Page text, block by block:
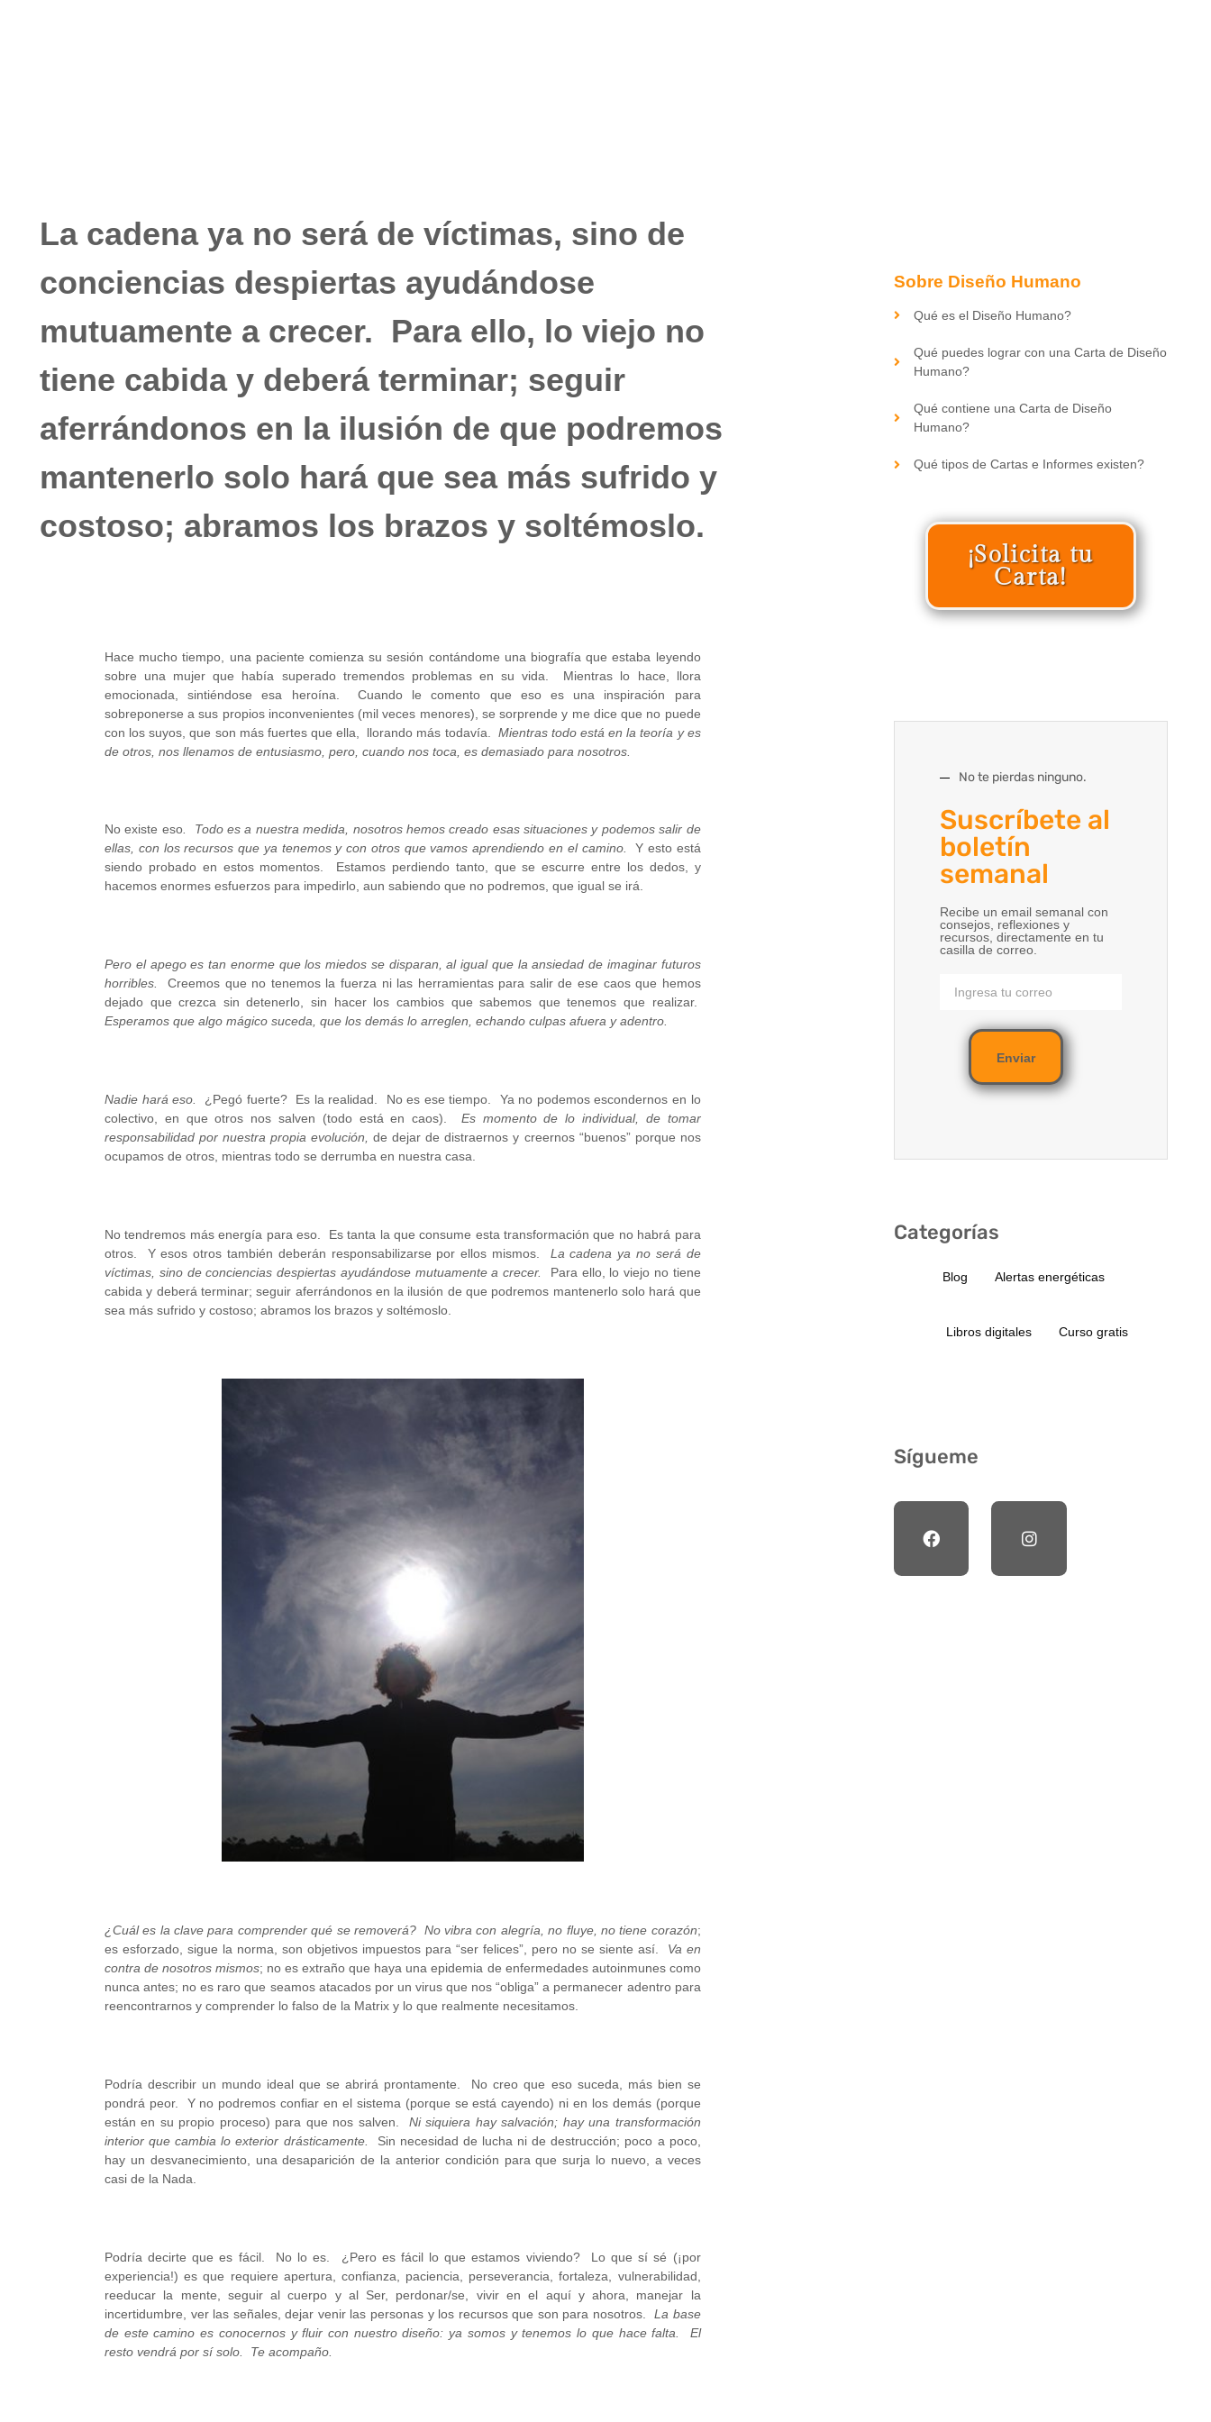
La cadena ya no será de víctimas, sino de
conciencias despiertas ayudándose
mutuamente a crecer. Para ello, lo viejo no
tiene cabida y deberá terminar; seguir
aferrándonos en la ilusión de que podremos
mantenerlo solo hará que sea más sufrido y
costoso; abramos los brazos y soltémoslo.
Hace mucho tiempo, una paciente comienza su sesión contándome una biografía que estaba leyendo
sobre una mujer que había superado tremendos problemas en su vida. Mientras lo hace, llora
emocionada, sintiéndose esa heroína. Cuando le comento que eso es una inspiración para
sobreponerse a sus propios inconvenientes (mil veces menores), se sorprende y me dice que no puede
con los suyos, que son más fuertes que ella, llorando más todavía. Mientras todo está en la teoría y es
de otros, nos llenamos de entusiasmo, pero, cuando nos toca, es demasiado para nosotros.
No existe eso. Todo es a nuestra medida, nosotros hemos creado esas situaciones y podemos salir de
ellas, con los recursos que ya tenemos y con otros que vamos aprendiendo en el camino. Y esto está
siendo probado en estos momentos. Estamos perdiendo tanto, que se escurre entre los dedos, y
hacemos enormes esfuerzos para impedirlo, aun sabiendo que no podremos, que igual se irá.
Pero el apego es tan enorme que los miedos se disparan, al igual que la ansiedad de imaginar futuros
horribles.
Creemos que no tenemos la fuerza ni las herramientas para salir de ese caos que hemos
dejado que crezca sin detenerlo, sin hacer los cambios que sabemos que tenemos que realizar.
Esperamos que algo mágico suceda, que los demás lo arreglen, echando culpas afuera y adentro.
Nadie hará eso.
¿Pegó fuerte? Es la realidad. No es ese tiempo. Ya no podemos escondernos en lo
colectivo, en que otros nos salven (todo está en caos). Es momento de lo individual, de tomar
responsabilidad por nuestra propia evolución,
de dejar de distraernos y creernos “buenos” porque nos
ocupamos de otros, mientras todo se derrumba en nuestra casa.
No tendremos más energía para eso. Es tanta la que consume esta transformación que no habrá para
otros. Y esos otros también deberán responsabilizarse por ellos mismos. La cadena ya no será de
víctimas, sino de conciencias despiertas ayudándose mutuamente a crecer.
Para ello, lo viejo no tiene
cabida y deberá terminar; seguir aferrándonos en la ilusión de que podremos mantenerlo solo hará que
sea más sufrido y costoso; abramos los brazos y soltémoslo.
¿Cuál es la clave para comprender qué se removerá? No vibra con alegría, no fluye, no tiene corazón;
es esforzado, sigue la norma, son objetivos impuestos para “ser felices”, pero no se siente así. Va en
contra de nosotros mismos; no es extraño que haya una epidemia de enfermedades autoinmunes como
nunca antes; no es raro que seamos atacados por un virus que nos “obliga” a permanecer adentro para
reencontrarnos y comprender lo falso de la Matrix y lo que realmente necesitamos.
Podría describir un mundo ideal que se abrirá prontamente. No creo que eso suceda, más bien se
pondrá peor. Y no podremos confiar en el sistema (porque se está cayendo) ni en los demás (porque
están en su propio proceso) para que nos salven. Ni siquiera hay salvación; hay una transformación
interior que cambia lo exterior drásticamente.
Sin necesidad de lucha ni de destrucción; poco a poco,
hay un desvanecimiento, una desaparición de la anterior condición para que surja lo nuevo, a veces
casi de la Nada.
Podría decirte que es fácil. No lo es. ¿Pero es fácil lo que estamos viviendo? Lo que sí sé (¡por
experiencia!) es que requiere apertura, confianza, paciencia, perseverancia, fortaleza, vulnerabilidad,
reeducar la mente, seguir al cuerpo y al Ser, perdonar/se, vivir en el aquí y ahora, manejar la
incertidumbre, ver las señales, dejar venir las personas y los recursos que son para nosotros.La base
de este camino es conocernos y fluir con nuestro diseño: ya somos y tenemos lo que hace falta. El
resto vendrá por sí solo. Te acompaño.
Sobre Diseño Humano
Qué es el Diseño Humano?
Qué puedes lograr con una Carta de Diseño
Humano?
Qué contiene una Carta de Diseño
Humano?
Qué tipos de Cartas e Informes existen?
¡Solicita tu
Carta!
No te pierdas ninguno.
Suscríbete al
boletín
semanal
Recibe un email semanal con
consejos, reflexiones y
recursos, directamente en tu
casilla de correo.
Enviar
Categorías
Blog Alertas energéticas
Libros digitales Curso gratis
Sígueme